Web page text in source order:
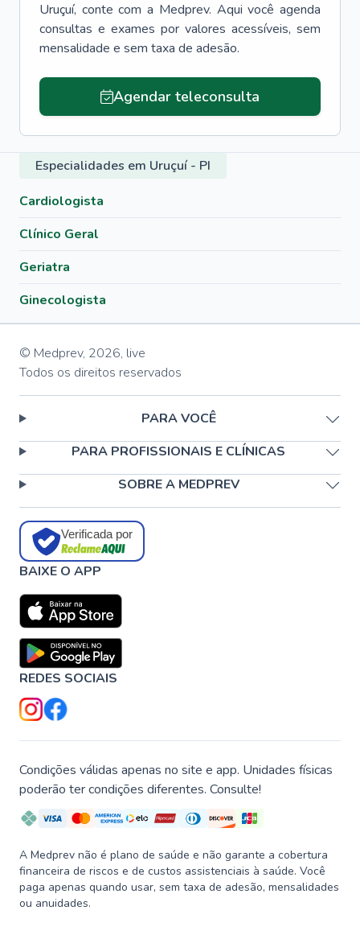
Uruçuí, conte com a Medprev. Aqui você agenda
consultas e exames por valores acessíveis, sem
mensalidade e sem taxa de adesão.
Agendar teleconsulta
Especialidades em Uruçuí - PI
Cardiologista
Clínico Geral
Geriatra
Ginecologista
© Medprev, 2026, live
Todos os direitos reservados
PARA VOCÊ
PARA PROFISSIONAIS E CLÍNICAS
SOBRE A MEDPREV
Verificada por
BAIXE O APP
REDES SOCIAIS
Condições válidas apenas no site e app. Unidades físicas
poderão ter condições diferentes. Consulte!
A Medprev não é plano de saúde e não garante a cobertura
financeira de riscos e de custos assistenciais à saúde. Você
paga apenas quando usar, sem taxa de adesão, mensalidades
ou anuidades.